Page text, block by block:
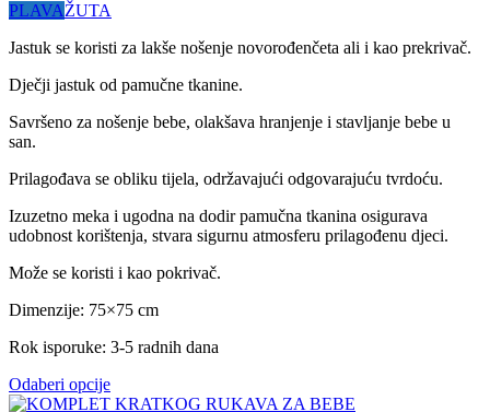
PLAVAŽUTA
Jastuk se koristi za lakše nošenje novorođenčeta ali i kao prekrivač.
Dječji jastuk od pamučne tkanine.
Savršeno za nošenje bebe, olakšava hranjenje i stavljanje bebe u
san.
Prilagođava se obliku tijela, održavajući odgovarajuću tvrdoću.
Izuzetno meka i ugodna na dodir pamučna tkanina osigurava
udobnost korištenja, stvara sigurnu atmosferu prilagođenu djeci.
Može se koristi i kao pokrivač.
Dimenzije: 75×75 cm
Rok isporuke: 3-5 radnih dana
Odaberi opcije